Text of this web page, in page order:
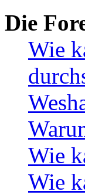
Die
Wie
Wie
Wie